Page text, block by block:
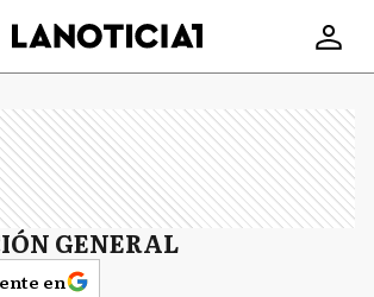
GENERAL
en